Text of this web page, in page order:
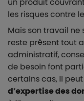
les risques contre
Mais son travail ne
reste présent tout
administratif,
de besoin font
certains cas, il
d’expertise des